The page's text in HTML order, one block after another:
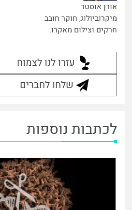
אורן אוסטר
מיקרוביולוג, חוקר חובב
חרקים וצילום מאקרו.
עזרו לנו לצמוח
שלחו לחברים
לכתבות נוספות